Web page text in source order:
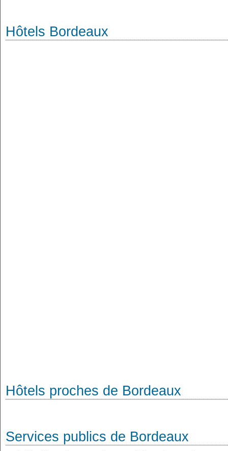
Hôtels Bordeaux
Hôtels proches de Bordeaux
Services publics de Bordeaux